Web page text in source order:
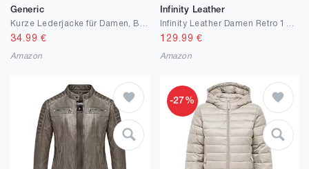
Generic
34.99 €
Amazon
Infinity Leather
129.99 €
Amazon
-27%